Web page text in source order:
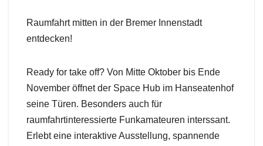
Raumfahrt mitten in der Bremer Innenstadt
entdecken!
Ready for take off? Von Mitte Oktober bis Ende
November öffnet der Space Hub im Hanseatenhof
seine Türen. Besonders auch für
raumfahrtinteressierte Funkamateuren interssant.
Erlebt eine interaktive Ausstellung, spannende